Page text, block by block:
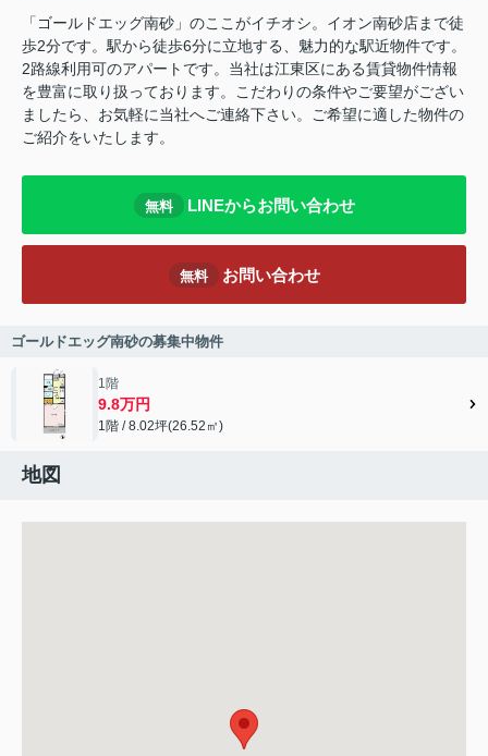
「ゴールドエッグ南砂」のここがイチオシ。イオン南砂店まで徒
歩2分です。駅から徒歩6分に立地する、魅力的な駅近物件です。
2路線利用可のアパートです。当社は江東区にある賃貸物件情報
を豊富に取り扱っております。こだわりの条件やご要望がござい
ましたら、お気軽に当社へご連絡下さい。ご希望に適した物件の
ご紹介をいたします。
無料 LINEからお問い合わせ
無料 お問い合わせ
ゴールドエッグ南砂の募集中物件
1階
9.8万円
1階 / 8.02坪(26.52㎡)
地図